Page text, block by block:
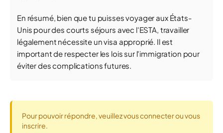
En résumé, bien que tu puisses voyager aux États-
Unis pour des courts séjours avec l'ESTA, travailler
légalement nécessite un visa approprié. Il est
important de respecter les lois sur l'immigration pour
éviter des complications futures.
Pour pouvoir répondre, veuillez vous connecter ou vous
inscrire.